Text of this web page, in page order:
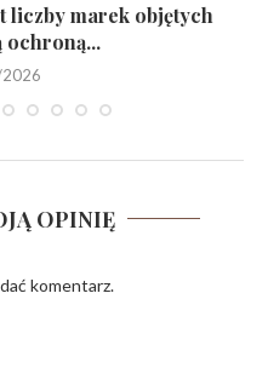
liczby marek objętych
ochroną...
OPINIĘ
komentarz.